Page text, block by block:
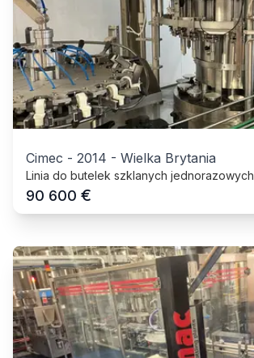
Cimec - 2014 - Wielka Brytania
Linia do butelek szklanych jednorazowych
90 600 €